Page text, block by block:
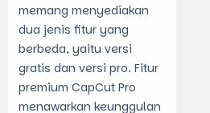
memang menyediakan
dua jenis fitur yang
berbeda, yaitu versi
gratis dan versi pro. Fitur
premium CapCut Pro
menawarkan keunggulan